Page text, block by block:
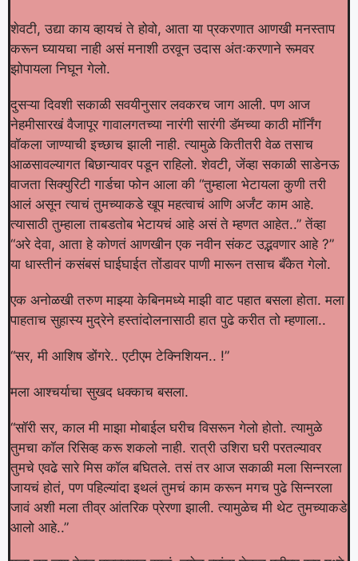
शेवटी, उद्या काय व्हायचं ते होवो, आता या प्रकरणात आणखी मनस्ताप
करून घ्यायचा नाही असं मनाशी ठरवून उदास अंतःकरणाने रूमवर
झोपायला निघून गेलो.
दुसऱ्या दिवशी सकाळी सवयीनुसार लवकरच जाग आली. पण आज
नेहमीसारखं वैजापूर गावालगतच्या नारंगी सारंगी डॅमच्या काठी मॉर्निंग
वॉकला जाण्याची इच्छाच झाली नाही. त्यामुळे कितीतरी वेळ तसाच
आळसावल्यागत बिछान्यावर पडून राहिलो. शेवटी, जेंव्हा सकाळी साडेनऊ
वाजता सिक्युरिटी गार्डचा फोन आला की “तुम्हाला भेटायला कुणी तरी
आलं असून त्याचं तुमच्याकडे खूप महत्वाचं आणि अर्जंट काम आहे.
त्यासाठी तुम्हाला ताबडतोब भेटायचं आहे असं ते म्हणत आहेत..” तेंव्हा
“अरे देवा, आता हे कोणतं आणखीन एक नवीन संकट उद्भवणार आहे ?”
या धास्तीनं कसंबसं घाईघाईत तोंडावर पाणी मारून तसाच बँकेत गेलो.
एक अनोळखी तरुण माझ्या केबिनमध्ये माझी वाट पहात बसला होता. मला
पाहताच सुहास्य मुद्रेने हस्तांदोलनासाठी हात पुढे करीत तो म्हणाला..
“सर, मी आशिष डोंगरे.. एटीएम टेक्निशियन.. !”
मला आश्चर्याचा सुखद धक्काच बसला.
“सॉरी सर, काल मी माझा मोबाईल घरीच विसरून गेलो होतो. त्यामुळे
तुमचा कॉल रिसिव्ह करू शकलो नाही. रात्री उशिरा घरी परतल्यावर
तुमचे एवढे सारे मिस कॉल बघितले. तसं तर आज सकाळी मला सिन्नरला
जायचं होतं, पण पहिल्यांदा इथलं तुमचं काम करून मगच पुढे सिन्नरला
जावं अशी मला तीव्र आंतरिक प्रेरणा झाली. त्यामुळेच मी थेट तुमच्याकडे
आलो आहे..”